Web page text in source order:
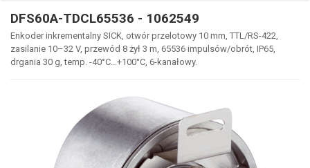
DFS60A-TDCL65536 - 1062549
Enkoder inkrementalny SICK, otwór przelotowy 10 mm, TTL/RS-422,
zasilanie 10–32 V, przewód 8 żył 3 m, 65536 impulsów/obrót, IP65,
drgania 30 g, temp. -40°C...+100°C, 6-kanałowy.